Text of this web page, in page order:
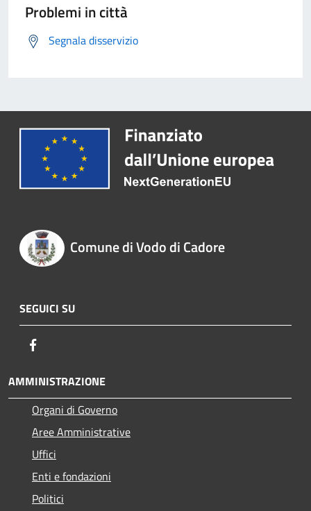
Problemi in città
Segnala disservizio
Comune di Vodo di Cadore
SEGUICI SU
AMMINISTRAZIONE
Organi di Governo
Aree Amministrative
Uffici
Enti e fondazioni
Politici